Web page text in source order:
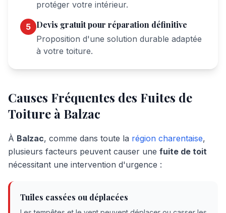
protéger votre intérieur.
5 Devis gratuit pour réparation définitive
Proposition d'une solution durable adaptée
à votre toiture.
Causes Fréquentes des Fuites de
Toiture à Balzac
À Balzac, comme dans toute la région charentaise,
plusieurs facteurs peuvent causer une fuite de toit
nécessitant une intervention d'urgence :
Tuiles cassées ou déplacées